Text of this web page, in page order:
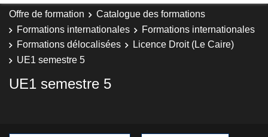
Offre de formation
Catalogue des formations
Formations internationales
Formations internationales
Formations délocalisées
Licence Droit (Le Caire)
UE1 semestre 5
UE1 semestre 5